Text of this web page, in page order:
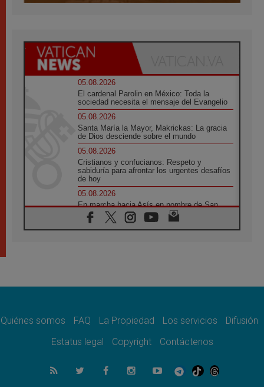
05.08.2026
El cardenal Parolin en México: Toda la
sociedad necesita el mensaje del Evangelio
05.08.2026
Santa María la Mayor, Makrickas: La gracia
de Dios desciende sobre el mundo
05.08.2026
Cristianos y confucianos: Respeto y
sabiduría para afrontar los urgentes desafíos
de hoy
05.08.2026
En marcha hacia Asís en nombre de San
Francisco, a la espera de León
05.08.2026
quienes bendicen la guerra
Ucrania: Ataque masivo en Kyiv durante la
05.08.2026
Colombo: "La visita del Papa a Argentina
Quiénes somos FAQ La Propiedad Los servicios
Difusión
Estatus legal
Copyright Contáctenos